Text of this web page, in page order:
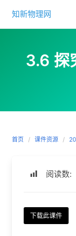
content
知新物理网
3.6 探
首页 课件资源
阅读数:
下载此课件